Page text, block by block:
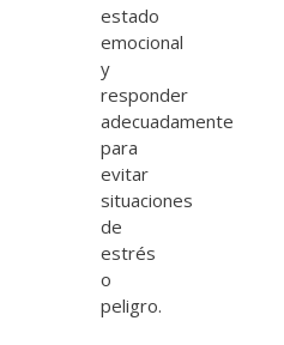
estado
emocional
y
responder
adecuadamente
para
evitar
situaciones
de
estrés
o
peligro.